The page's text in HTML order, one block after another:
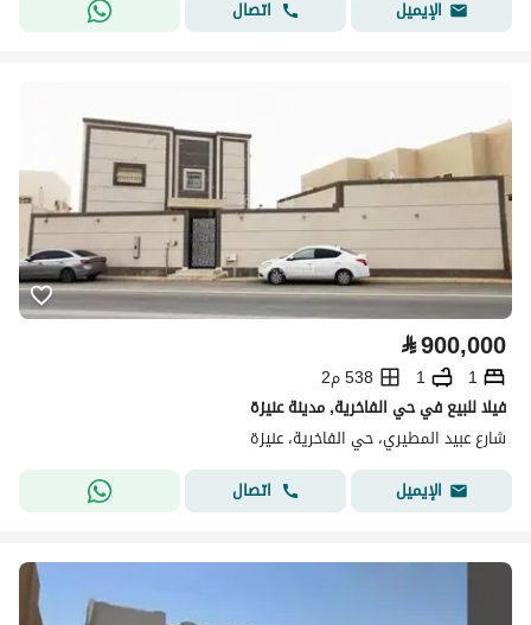
الإيميل
اتصال
⃁900,000
1
1
538 م2
فيلا للبيع في حي الفاخرية, مدينة عنيزة
شارع عبيد المطيري، حي الفاخرية، عنيزة
الإيميل
اتصال